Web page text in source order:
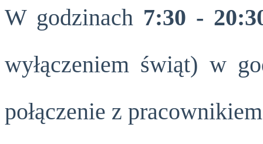
W godzinach 7:30 -
wyłączeniem świąt) w
połączenie z